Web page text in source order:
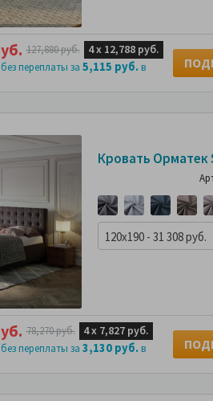
127,880 руб. 4 х 12,788 руб.
переплаты за 5,115 руб.в
больше
Кровать Орматек
120x190 - 31 308 руб.
78,270 руб. 4 х 7,827 руб.
переплаты за 3,130 руб.в